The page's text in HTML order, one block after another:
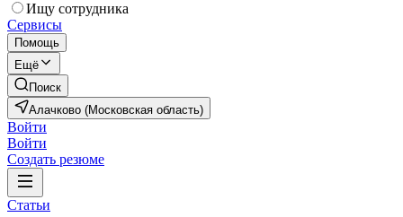
Ищу сотрудника
Сервисы
Помощь
Ещё
Поиск
Алачково (Московская область)
Войти
Войти
Создать резюме
Статьи